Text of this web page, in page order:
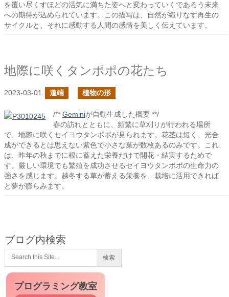
を覆い尽くすほどの活気に満ちた姿へと変わっていくであろう未来
への期待が込められています。この描写は、自然が織りなす再生の
サイクルと、それに感動する人間の感情を美しく伝えています。
地際に咲くタンポポの花たち
2023-03-01 道端 植物の形
/** Geminiが自動生成した概要 **/
春の訪れとともに、頻繁に草刈りが行われる場所
で、地際に咲くセイヨウタンポポが見られます。花茎は短く、光合
成ができるとは思えない紫色で小さな葉が数枚あるのみです。これ
は、昨年の秋までに根に蓄えた栄養だけで開花・結実するためで
す。厳しい環境でも繁殖を成功させるセイヨウタンポポの生命力の
強さを感じます。越冬する草が蓄える栄養を、栽培に活用できれば
と夢が膨らみます。
ブログ内検索
プログラミング教室